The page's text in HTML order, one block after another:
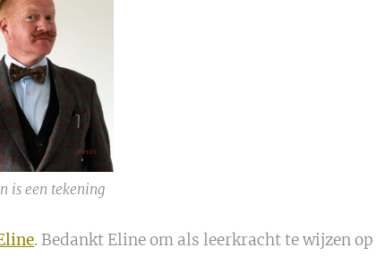
is een tekening
. Bedankt Eline om als leerkracht te wijzen op